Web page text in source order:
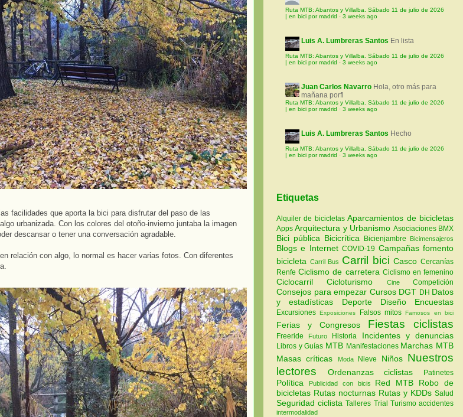
facilidades que aporta la bici para disfrutar del paso de las
urbanizada. Con los colores del otoño-invierno juntaba la imagen
descansar o tener una conversación agradable.
relación con algo, lo normal es hacer varias fotos. Con diferentes
Ruta MTB: Abantos y Villalba. Sábado 11 de julio de 2026
| en bici por madrid · 3 weeks ago
Luis A. Lumbreras Santos En lista
Ruta MTB: Abantos y Villalba. Sábado 11 de julio de 2026
| en bici por madrid · 3 weeks ago
Juan Carlos Navarro Hola, otro más para
mañana porfi
Ruta MTB: Abantos y Villalba. Sábado 11 de julio de 2026
| en bici por madrid · 3 weeks ago
Luis A. Lumbreras Santos Hecho
Ruta MTB: Abantos y Villalba. Sábado 11 de julio de 2026
| en bici por madrid · 3 weeks ago
Etiquetas
Alquiler de bicicletasAparcamientos de bicicletas
AppsArquitectura y Urbanismo Asociaciones BMX
Bici pública Bicicrítica Bicienjambre Bicimensajeros
Blogs e InternetCOVID-19 Campañas fomento
bicicleta Carril Bus Carril biciCascoCercanías
RenfeCiclismo de carretera Ciclismo en femenino
CiclocarrilCicloturismo CineCompetición
Consejos para empezar Cursos DGT DH Datos
y estadísticas Deporte Diseño Encuestas
ExcursionesExposiciones Falsos mitosFamosos en bici
Ferias y Congresos Fiestas ciclistas
Freeride Futuro Historia Incidentes y denuncias
Libros y Guías MTB Manifestaciones Marchas MTB
Masas críticas
Moda Nieve Niños Nuestros
lectores
Ordenanzas ciclistas Patinetes
Política Publicidad con bicis Red MTB Robo de
bicicletas Rutas nocturnas Rutas y KDDs Salud
Seguridad ciclistaTalleres Trial Turismoaccidentes
intermodalidad